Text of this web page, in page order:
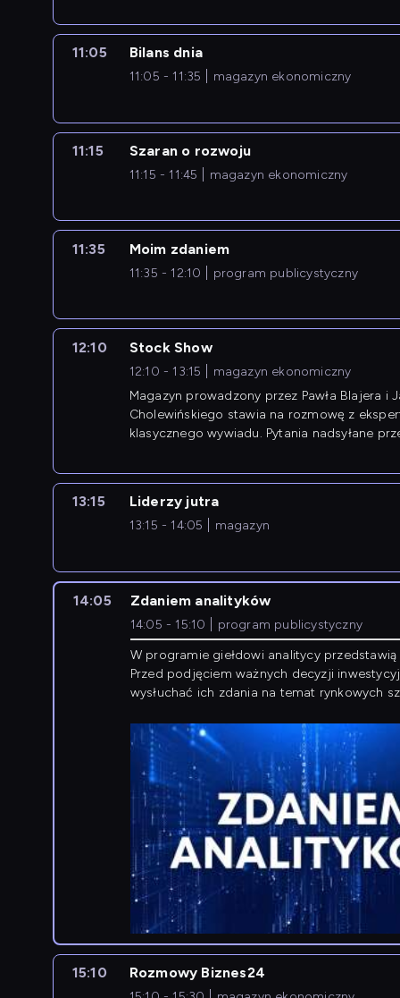
11:05 Bilans dnia
11:05 - 11:35 magazyn ekonomiczny
11:15 Szaran o rozwoju
11:15 - 11:45 magazyn ekonomiczny
11:35 Moim zdaniem
11:35 - 12:10 program publicystyczny
12:10 Stock Show
12:10 - 13:15
magazyn ekonomiczny
Magazyn prowadzony przez Pawła Blajera i
Cholewińskiego stawia na rozmowę z
klasycznego wywiadu. Pytania nadsyłane
13:15 Liderzy jutra
13:15 - 14:05 magazyn
14:05 Zdaniem analityków
14:05 - 15:10
program publicystyczny
W programie giełdowi analitycy
Przed podjęciem ważnych decyzji
wysłuchać ich zdania na temat rynkowych
15:10 Rozmowy Biznes24